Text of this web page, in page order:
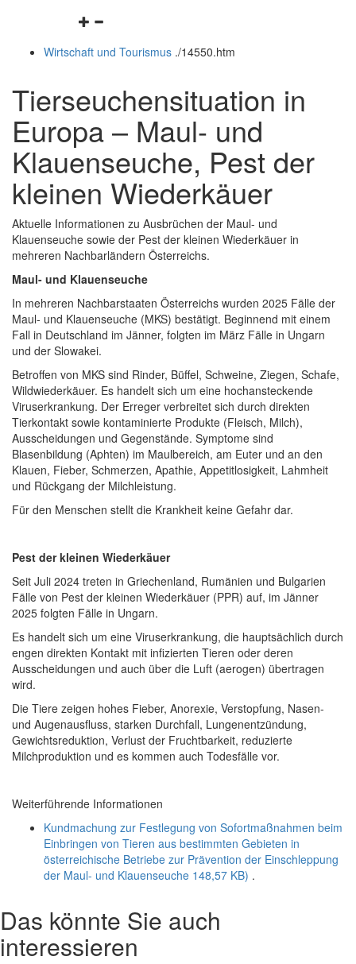
Navigationsmenü
und
Wirtschaft und Tourismus ./14550.htm
Tierseuchensituation in
Europa – Maul- und
Klauenseuche, Pest der
kleinen Wiederkäuer
Aktuelle Informationen zu Ausbrüchen der Maul- und
Klauenseuche sowie der Pest der kleinen Wiederkäuer in
mehreren Nachbarländern Österreichs.
Maul- und Klauenseuche
In mehreren Nachbarstaaten Österreichs wurden 2025 Fälle der
Maul- und Klauenseuche (MKS) bestätigt. Beginnend mit einem
Fall in Deutschland im Jänner, folgten im März Fälle in Ungarn
und der Slowakei.
Betroffen von MKS sind Rinder, Büffel, Schweine, Ziegen, Schafe,
Wildwiederkäuer. Es handelt sich um eine hochansteckende
Viruserkrankung. Der Erreger verbreitet sich durch direkten
Tierkontakt sowie kontaminierte Produkte (Fleisch, Milch),
Ausscheidungen und Gegenstände. Symptome sind
Blasenbildung (Aphten) im Maulbereich, am Euter und an den
Klauen, Fieber, Schmerzen, Apathie, Appetitlosigkeit, Lahmheit
und Rückgang der Milchleistung.
Für den Menschen stellt die Krankheit keine Gefahr dar.
Pest der kleinen Wiederkäuer
Seit Juli 2024 treten in Griechenland, Rumänien und Bulgarien
Fälle von Pest der kleinen Wiederkäuer (PPR) auf, im Jänner
2025 folgten Fälle in Ungarn.
Es handelt sich um eine Viruserkrankung, die hauptsächlich durch
engen direkten Kontakt mit infizierten Tieren oder deren
Ausscheidungen und auch über die Luft (aerogen) übertragen
wird.
Die Tiere zeigen hohes Fieber, Anorexie, Verstopfung, Nasen-
und Augenausfluss, starken Durchfall, Lungenentzündung,
Gewichtsreduktion, Verlust der Fruchtbarkeit, reduzierte
Milchproduktion und es kommen auch Todesfälle vor.
Weiterführende Informationen
Kundmachung zur Festlegung von Sofortmaßnahmen beim
Einbringen von Tieren aus bestimmten Gebieten in
österreichische Betriebe zur Prävention der Einschleppung
der Maul- und Klauenseuche 148,57 KB) .
Das könnte Sie auch
interessieren